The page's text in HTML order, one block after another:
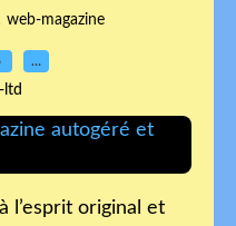
web-magazine
…
ltd
l’esprit original et